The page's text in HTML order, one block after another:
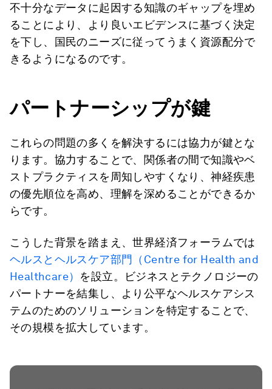
不十分なデータに起因する知識のギャップを埋め
ることにより、より良いエビデンスに基づく決定
を下し、国民のニーズに従ってうまく資源配分で
きるようになるのです。
パートナーシップが鍵
これらの問題の多くを解決するには協力が鍵とな
ります。協力することで、関係者の間で知識やベ
ストプラクティスを周知しやすくなり、神経疾患
の優先順位を高め、理解を深めることができるか
らです。
こうした背景を踏まえ、世界経済フォーラムでは
ヘルスとヘルスケア部門（Centre for Health and
Healthcare） を設立。ビジネスとテクノロジーの
パートナーを結集し、より公平なヘルスケアシス
テムのためのソリューションを特定することで、
その規模を拡大しています。